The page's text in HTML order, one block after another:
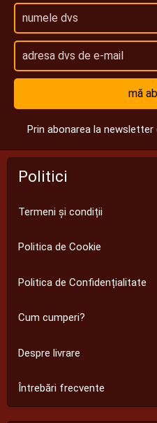
mă
Prin abonarea la
Politici
Termeni și condiții
Politica de Cookie
Politica de Confidențialitate
Cum cumperi?
Despre livrare
Întrebări frecvente